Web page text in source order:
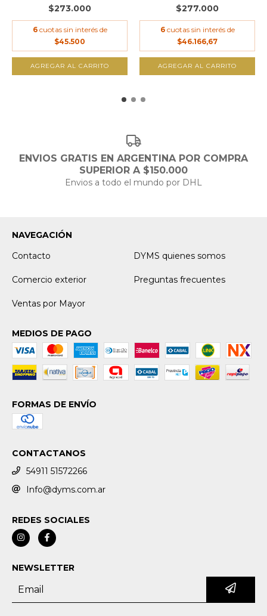
$273.000
6 cuotas sin interés de
$45.500
AGREGAR AL CARRITO
$277.000
6 cuotas sin interés de
$46.166,67
AGREGAR AL CARRITO
ENVIOS GRATIS EN ARGENTINA POR COMPRA
SUPERIOR A $150.000
Envios a todo el mundo por DHL
NAVEGACIÓN
Contacto
DYMS quienes somos
Comercio exterior Preguntas frecuentes
Ventas por Mayor
MEDIOS DE PAGO
FORMAS DE ENVÍO
CONTACTANOS
54911 51572266
Info@dyms.com.ar
REDES SOCIALES
NEWSLETTER